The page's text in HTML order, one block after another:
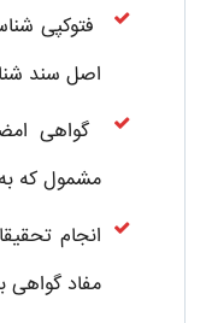
فتوکپی
اصل سند
گواهی
مشمول که به
انجام
مفاد